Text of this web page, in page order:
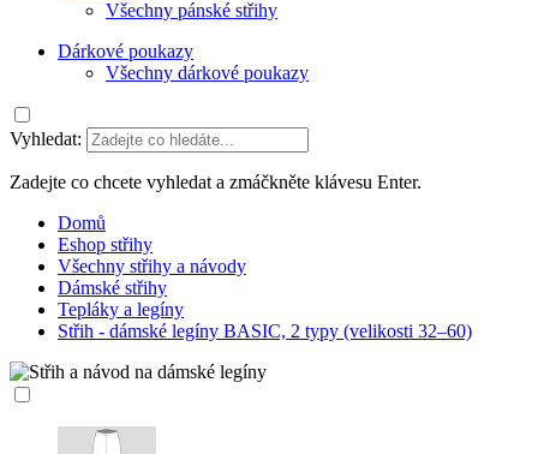
Všechny pánské střihy
Dárkové poukazy
Všechny dárkové poukazy
Vyhledat:
Zadejte co chcete vyhledat a zmáčkněte klávesu Enter.
Domů
Eshop střihy
Všechny střihy a návody
Dámské střihy
Tepláky a legíny
Střih - dámské legíny BASIC, 2 typy (velikosti 32–60)